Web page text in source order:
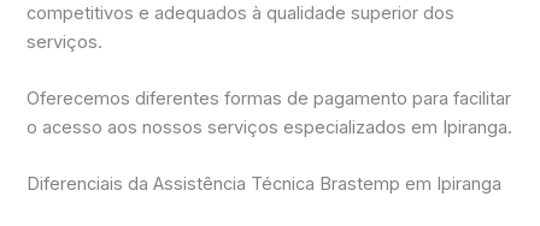
competitivos e adequados à qualidade superior dos
serviços.
Oferecemos diferentes formas de pagamento para facilitar
o acesso aos nossos serviços especializados em Ipiranga.
Diferenciais da Assistência Técnica Brastemp em Ipiranga